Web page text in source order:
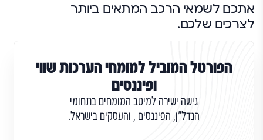
אתכם לשמאי הרכב המתאים ביותר
לצרכים שלכם.
הפורטל המוביל למומחי הערכות שווי
ופיננסים
גישה ישירה למיטב המומחים בתחומי
הנדל"ן, הפיננסים , והעסקים בישראל.